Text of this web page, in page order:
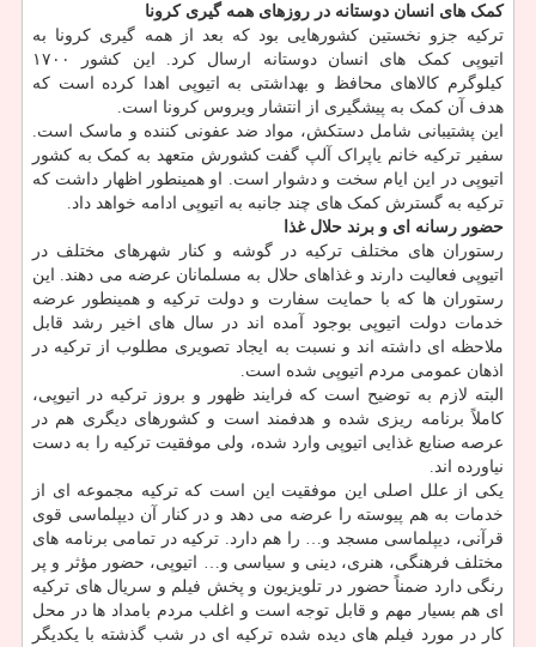
کمک های انسان دوستانه در روزهای همه گیری کرونا
ترکیه جزو نخستین کشورهایی بود که بعد از همه گیری کرونا به
اتیوپی کمک های انسان دوستانه ارسال کرد. این کشور ۱۷۰۰
کیلوگرم کالاهای محافظ و بهداشتی به اتیوپی اهدا کرده است که
هدف آن کمک به پیشگیری از انتشار ویروس کرونا است.
این پشتیبانی شامل دستکش، مواد ضد عفونی کننده و ماسک است.
سفیر ترکیه خانم یاپراک آلپ گفت کشورش متعهد به کمک به کشور
اتیوپی در این ایام سخت و دشوار است. او همینطور اظهار داشت که
ترکیه به گسترش کمک های چند جانبه به اتیوپی ادامه خواهد داد.
حضور رسانه ای و برند حلال غذا
رستوران های مختلف ترکیه در گوشه و کنار شهرهای مختلف در
اتیوپی فعالیت دارند و غذاهای حلال به مسلمانان عرضه می دهند. این
رستوران ها که با حمایت سفارت و دولت ترکیه و همینطور عرضه
خدمات دولت اتیوپی بوجود آمده اند در سال های اخیر رشد قابل
ملاحظه ای داشته اند و نسبت به ایجاد تصویری مطلوب از ترکیه در
اذهان عمومی مردم اتیوپی شده است.
البته لازم به توضیح است که فرایند ظهور و بروز ترکیه در اتیوپی،
کاملاً برنامه ریزی شده و هدفمند است و کشورهای دیگری هم در
عرصه صنایع غذایی اتیوپی وارد شده، ولی موفقیت ترکیه را به دست
نیاورده اند.
یکی از علل اصلی این موفقیت این است که ترکیه مجموعه ای از
خدمات به هم پیوسته را عرضه می دهد و در کنار آن دیپلماسی قوی
قرآنی، دیپلماسی مسجد و… را هم دارد. ترکیه در تمامی برنامه های
مختلف فرهنگی، هنری، دینی و سیاسی و… اتیوپی، حضور مؤثر و پر
رنگی دارد ضمناً حضور در تلویزیون و پخش فیلم و سریال های ترکیه
ای هم بسیار مهم و قابل توجه است و اغلب مردم بامداد ها در محل
کار در مورد فیلم های دیده شده ترکیه ای در شب گذشته با یکدیگر